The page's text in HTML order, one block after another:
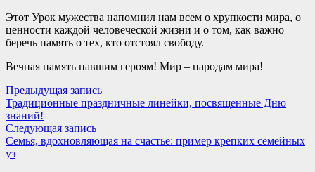
Этот Урок мужества напомнил нам всем о хрупкости мира, о
ценности каждой человеческой жизни и о том, как важно
беречь память о тех, кто отстоял свободу.
Вечная память павшим героям! Мир – народам мира!
Навигация
по
записям
Предыдущая записьПредыдущая
запись:
Традиционные праздничные линейки, посвященные Дню
знаний!
Следующая записьСледующая
запись:
Семья, вдохновляющая на счастье: пример крепких семейных
уз